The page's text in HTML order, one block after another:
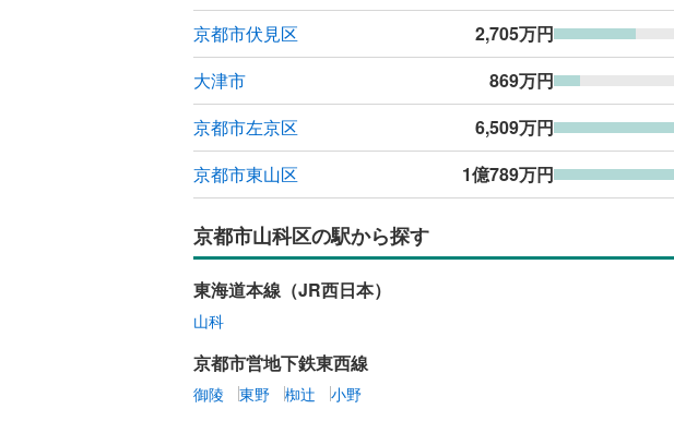
京都市伏見区 2,705万円
大津市 869万円
京都市左京区 6,509万円
京都市東山区 1億789万円
京都市山科区の駅から探す
東海道本線（JR西日本）
山科
京都市営地下鉄東西線
御陵 東野 椥辻 小野